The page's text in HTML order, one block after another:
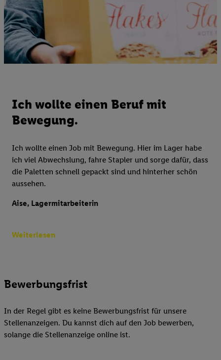
Ich wollte einen Beruf mit
Bewegung.
Ich wollte einen Job mit Bewegung. Hier im Lager habe
ich viel Abwechslung, fahre Stapler und sorge dafür, dass
die Paletten schnell gepackt sind und hinterher schön
aussehen.
Aise, Lagermitarbeiterin
Weiterlesen
Bewerbungsfrist
In der Regel gibt es keine Bewerbungsfrist für unsere
Stellenanzeigen. Du kannst dich auf den Job bewerben,
solange die Stellenanzeige online ist.